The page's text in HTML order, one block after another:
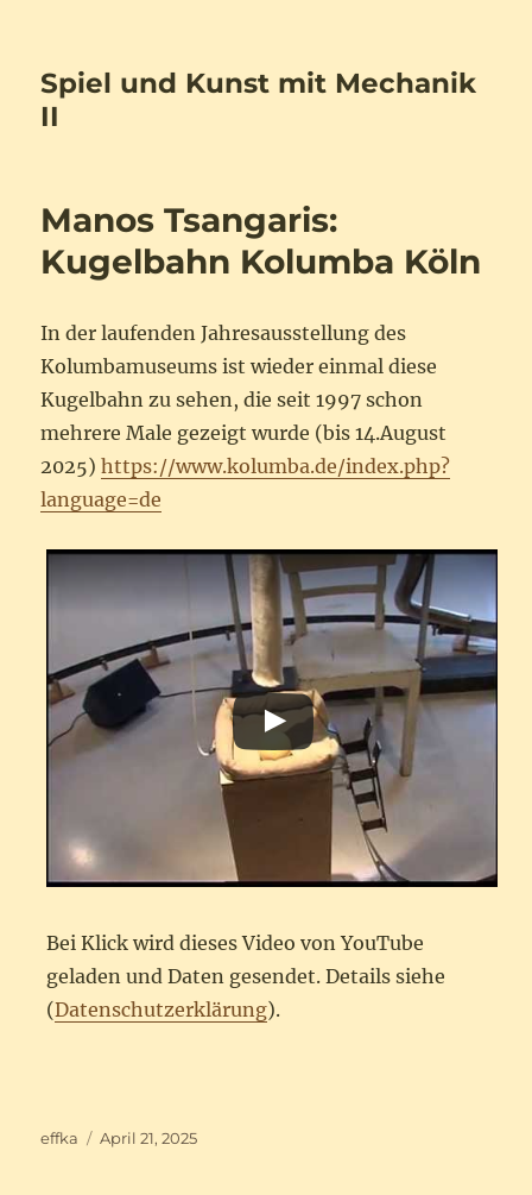
Spiel und Kunst mit Mechanik
II
Manos Tsangaris:
Kugelbahn Kolumba Köln
In der laufenden Jahresausstellung des
Kolumbamuseums ist wieder einmal diese
Kugelbahn zu sehen, die seit 1997 schon
mehrere Male gezeigt wurde (bis 14.August
2025)https://www.kolumba.de/index.php?
language=de
Bei Klick wird dieses Video von YouTube
geladen und Daten gesendet. Details siehe
(Datenschutzerklärung).
Autor
effka
Veröffentlicht
April 21, 2025